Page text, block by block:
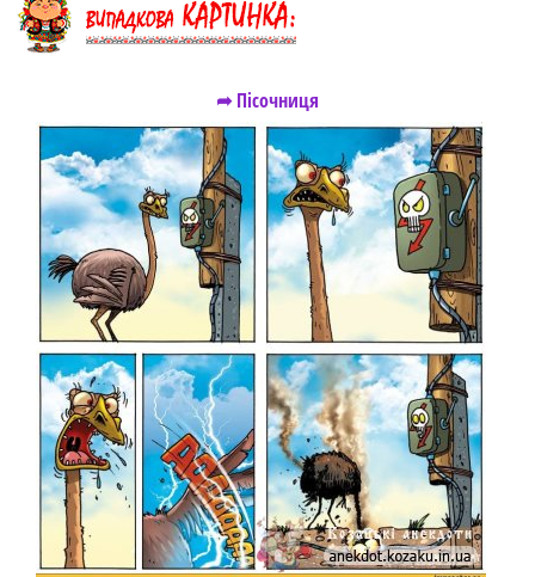
➦ Пісочниця